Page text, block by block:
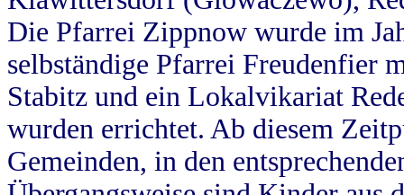
Die Pfarrei Zippnow wurde im
selbständige Pfarrei Freudenfier
Stabitz und ein Lokalvikariat
wurden errichtet. Ab diesem
Gemeinden, in den